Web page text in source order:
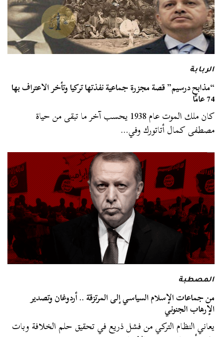
الربابة
“مذابح درسيم” قصة مجزرة جماعية نفذتها تركيا وتأخر الاعتراف بها
74 عامًا
كان ملك الموت عام 1938 يحسب آخر ما تبقى من حياة
مصطفى كمال أتاتورك وفي…
المصطبة
من جماعات الإسلام السياسي إلى المرتزقة .. أردوغان وتصدير
الإرهاب الجنوني
يعاني النظام التركي من فشل ذريع في تحقيق حلم الخلافة وبات